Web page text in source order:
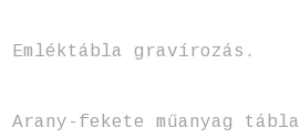
Emléktábla gravírozás.
Arany-fekete műanyag tábla